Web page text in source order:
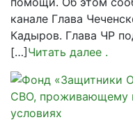
канале Глава
Кадыров. Глава ЧР
[…] Читать далее .